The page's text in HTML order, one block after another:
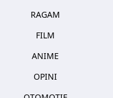
RAGAM
FILM
ANIME
OPINI